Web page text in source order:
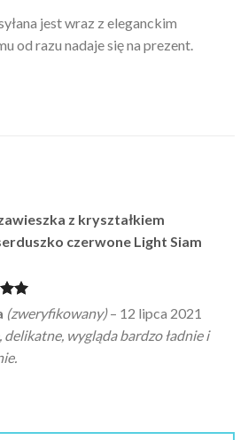
jest wraz z eleganckim
od razu nadaje się na prezent.
z kryształkiem
czerwone Light Siam
5
(zweryfikowany) – 12 lipca 2021
delikatne, wygląda bardzo ładnie i